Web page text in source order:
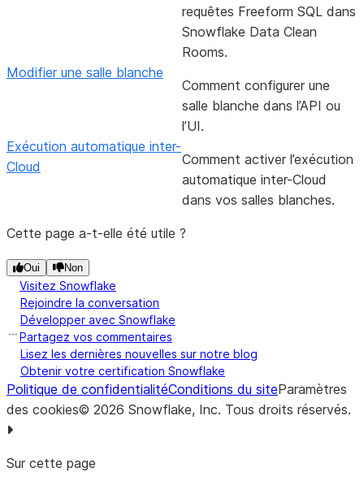
requêtes Freeform SQL dans
Snowflake Data Clean
Rooms.
Modifier une salle blanche
Comment configurer une
salle blanche dans l’API ou
l’UI.
Exécution automatique inter-
Cloud
Comment activer l’exécution
automatique inter-Cloud
dans vos salles blanches.
Cette page a-t-elle été utile ?
Oui Non
Visitez Snowflake
Rejoindre la conversation
Développer avec Snowflake
Partagez vos commentaires
Lisez les dernières nouvelles sur notre blog
Obtenir votre certification Snowflake
Politique de confidentialitéConditions du siteParamètres
des cookies© 2026 Snowflake, Inc. Tous droits réservés.
Sur cette page